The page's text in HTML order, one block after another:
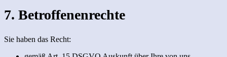
7. Betroffenenrechte
Sie haben das Recht: